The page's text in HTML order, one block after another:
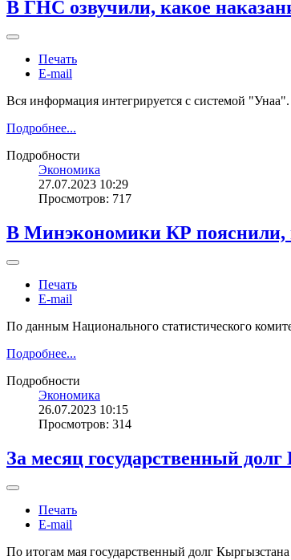
В ГНС озвучили, какое
Печать
E-mail
Вся информация интегрируется с системой "Унаа".
Подробнее...
Подробности
Экономика
27.07.2023 10:29
Просмотров: 717
В Минэкономики КР пояснили,
Печать
E-mail
По данным Национального статистического
Подробнее...
Подробности
Экономика
26.07.2023 10:15
Просмотров: 314
За месяц государственный
Печать
E-mail
По итогам мая государственный долг